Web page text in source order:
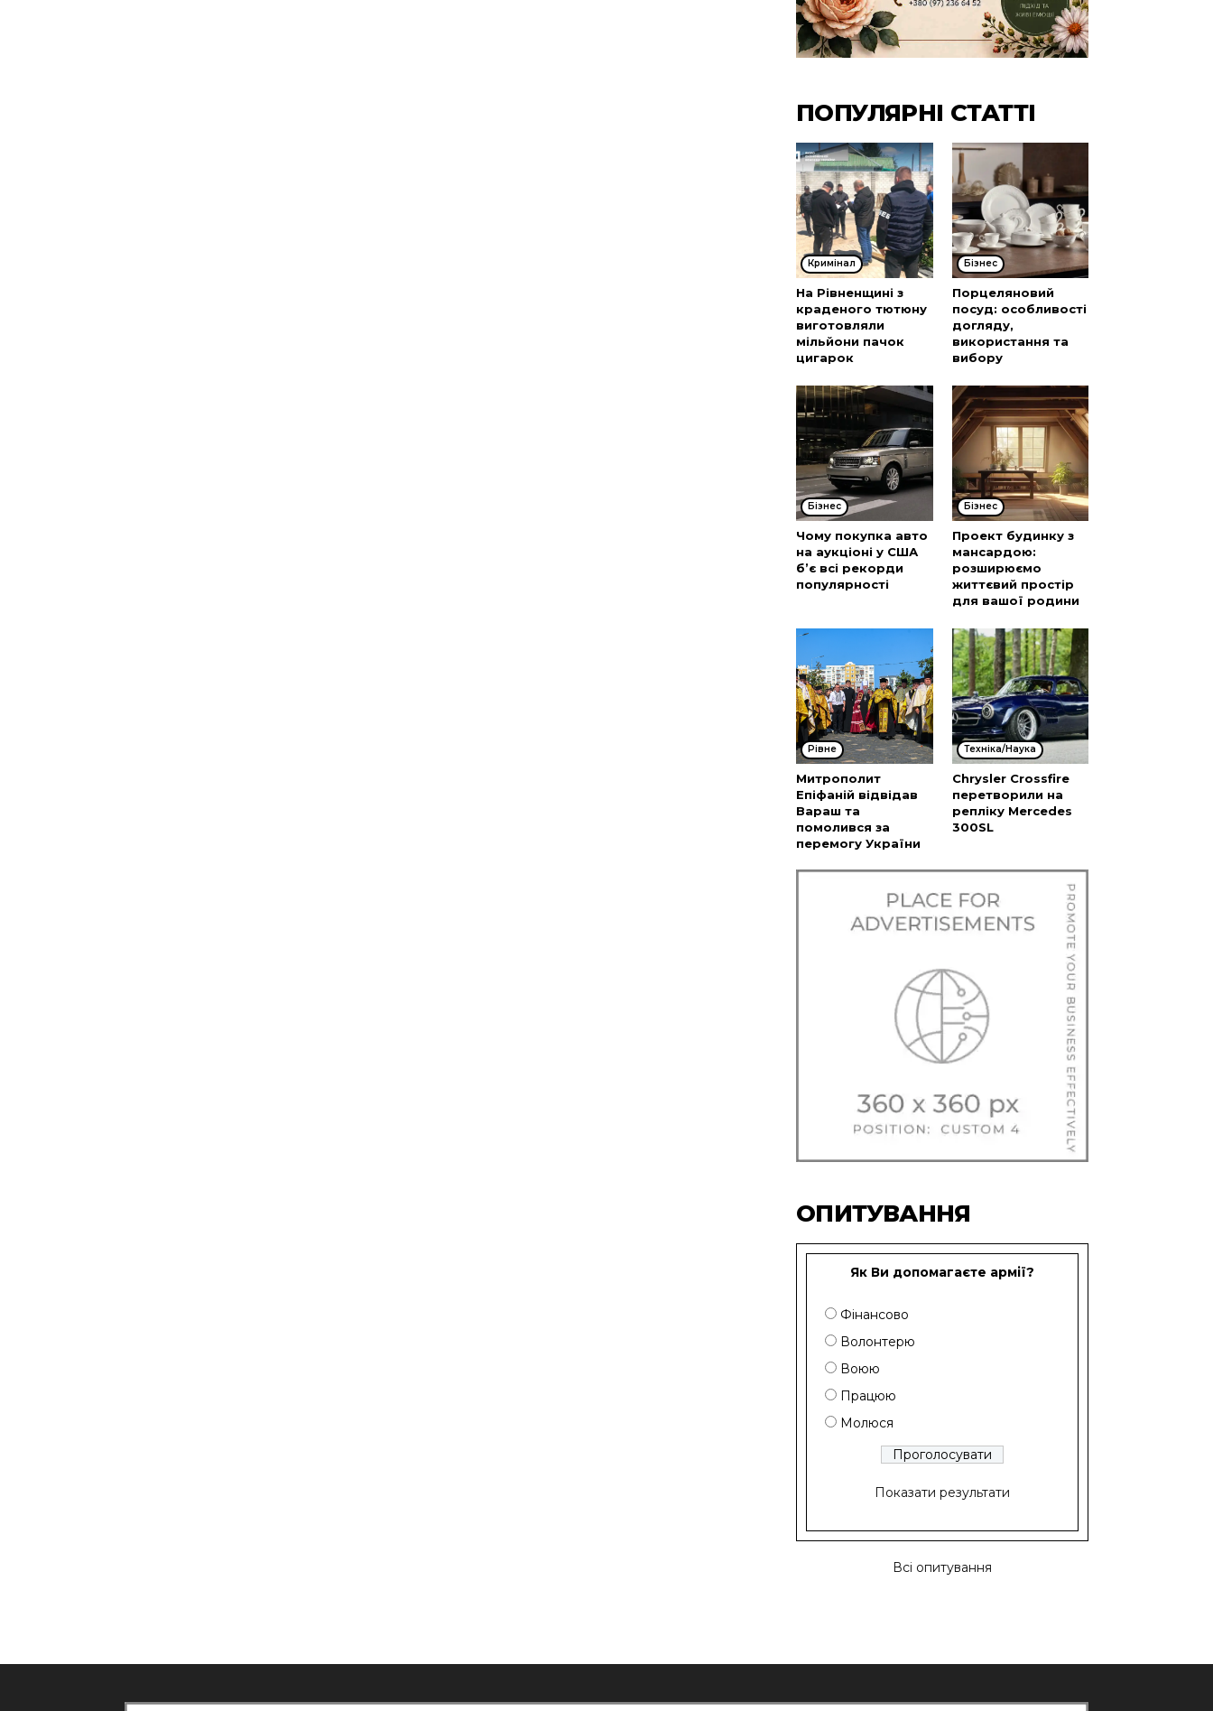
ПОПУЛЯРНІ СТАТТІ
Кримінал
На Рівненщині з
краденого тютюну
виготовляли
мільйони пачок
цигарок
Бізнес
Порцеляновий
посуд: особливості
догляду,
використання та
вибору
Бізнес
Чому покупка авто
на аукціоні у США
б’є всі рекорди
популярності
Бізнес
Проект будинку з
мансардою:
розширюємо
життєвий простір
для вашої родини
Рівне
Митрополит
Епіфаній відвідав
Вараш та
помолився за
перемогу України
Техніка/Наука
Chrysler Crossfire
перетворили на
репліку Mercedes
300SL
ОПИТУВАННЯ
Як Ви допомагаєте армії?
Фінансово
Волонтерю
Воюю
Працюю
Молюся
Показати результати
Всі опитування